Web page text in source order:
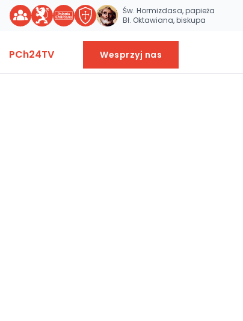
Św. Hormizdasa, papieża
Bł. Oktawiana, biskupa
PCh24TV Wesprzyj nas